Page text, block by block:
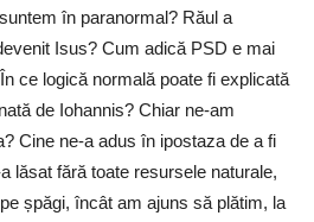
în paranormal? Răul a
Isus? Cum adică PSD e mai
ce logică normală poate fi explicată
de Iohannis? Chiar ne-am
Cine ne-a adus în ipostaza de a fi
lăsat fără toate resursele naturale,
șpăgi, încât am ajuns să plătim, la